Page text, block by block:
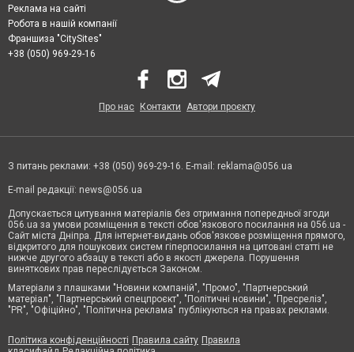
Реклама на сайті
Робота в нашій компанії
Франшиза "CitySites"
+38 (050) 969-29-16
Про нас Контакти Автори проєкту
З питань реклами: +38 (050) 969-29-16. E-mail: reklama@056.ua
E-mail редакції: news@056.ua
Допускається цитування матеріалів без отримання попередньої згоди
056.ua за умови розміщення в тексті обов'язкового посилання на 056.ua -
Сайт міста Дніпра. Для інтернет-видань обов'язкове розміщення прямого,
відкритого для пошукових систем гіперпосилання на цитовані статті не
нижче другого абзацу в тексті або в якості джерела. Порушення
виняткових прав переслідується Законом.
Матеріали з плашками "Новини компаній", "Промо", "Партнерський
матеріал", "Партнерський спецпроєкт", "Політичні новини", "Пресреліз",
"PR", "Офіційно", "Політична реклама" публікуються на правах реклами.
Політика конфіденційності Правила сайту Правила